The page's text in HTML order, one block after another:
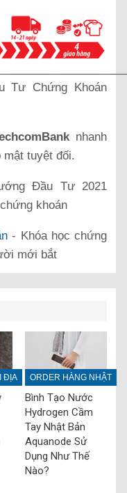
Tư Chứng Khoán
nhanh
mật tuyệt đối.
Đầu Tư 2021
khoán
- Khóa học chứng
mới bắt
ĐỊA ORDER HÀNG NHẬT
Bình Tạo Nước
Hydrogen Cầm
Tay Nhật Bản
Aquanode Sử
Dụng Như Thế
Nào?